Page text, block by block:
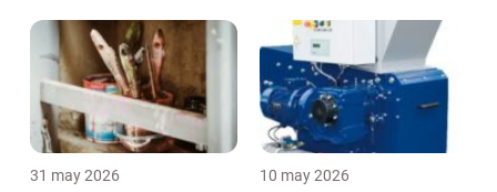
31 may 2026 10 may 2026